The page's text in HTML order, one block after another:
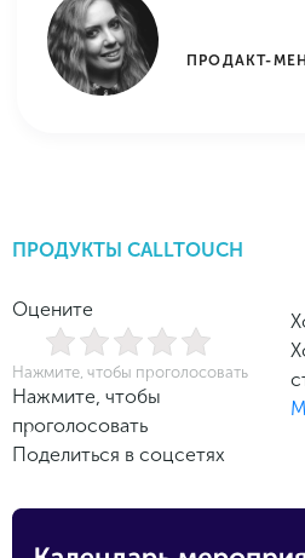
ПРОДАКТ-
ПРОДУКТЫ CALLTOUCH
Оцените
Нажмите, чтобы проголосовать
Нажмите, чтобы
проголосовать
Поделиться в соцсетях